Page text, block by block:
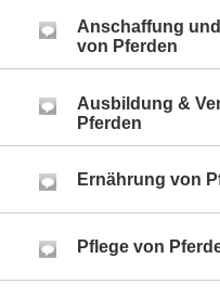
Anschaffung
von Pferden
Ausbildung &
Pferden
Ernährung von
Pflege von